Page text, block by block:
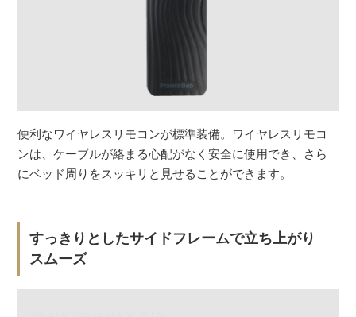
便利なワイヤレスリモコンが標準装備。ワイヤレスリモコ
ンは、ケーブルが絡まる心配がなく安全に使用でき、さら
にベッド周りをスッキリと見せることができます。
すっきりとしたサイドフレームで立ち上がり
スムーズ